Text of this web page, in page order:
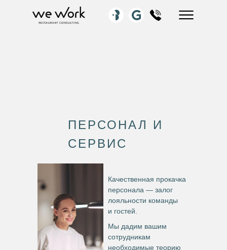
ПЕРСОНАЛ И
СЕРВИС
Качественная прокачка
персонала — залог
лояльности команды
и гостей.
Мы дадим вашим
сотрудникам
необходимые теорию